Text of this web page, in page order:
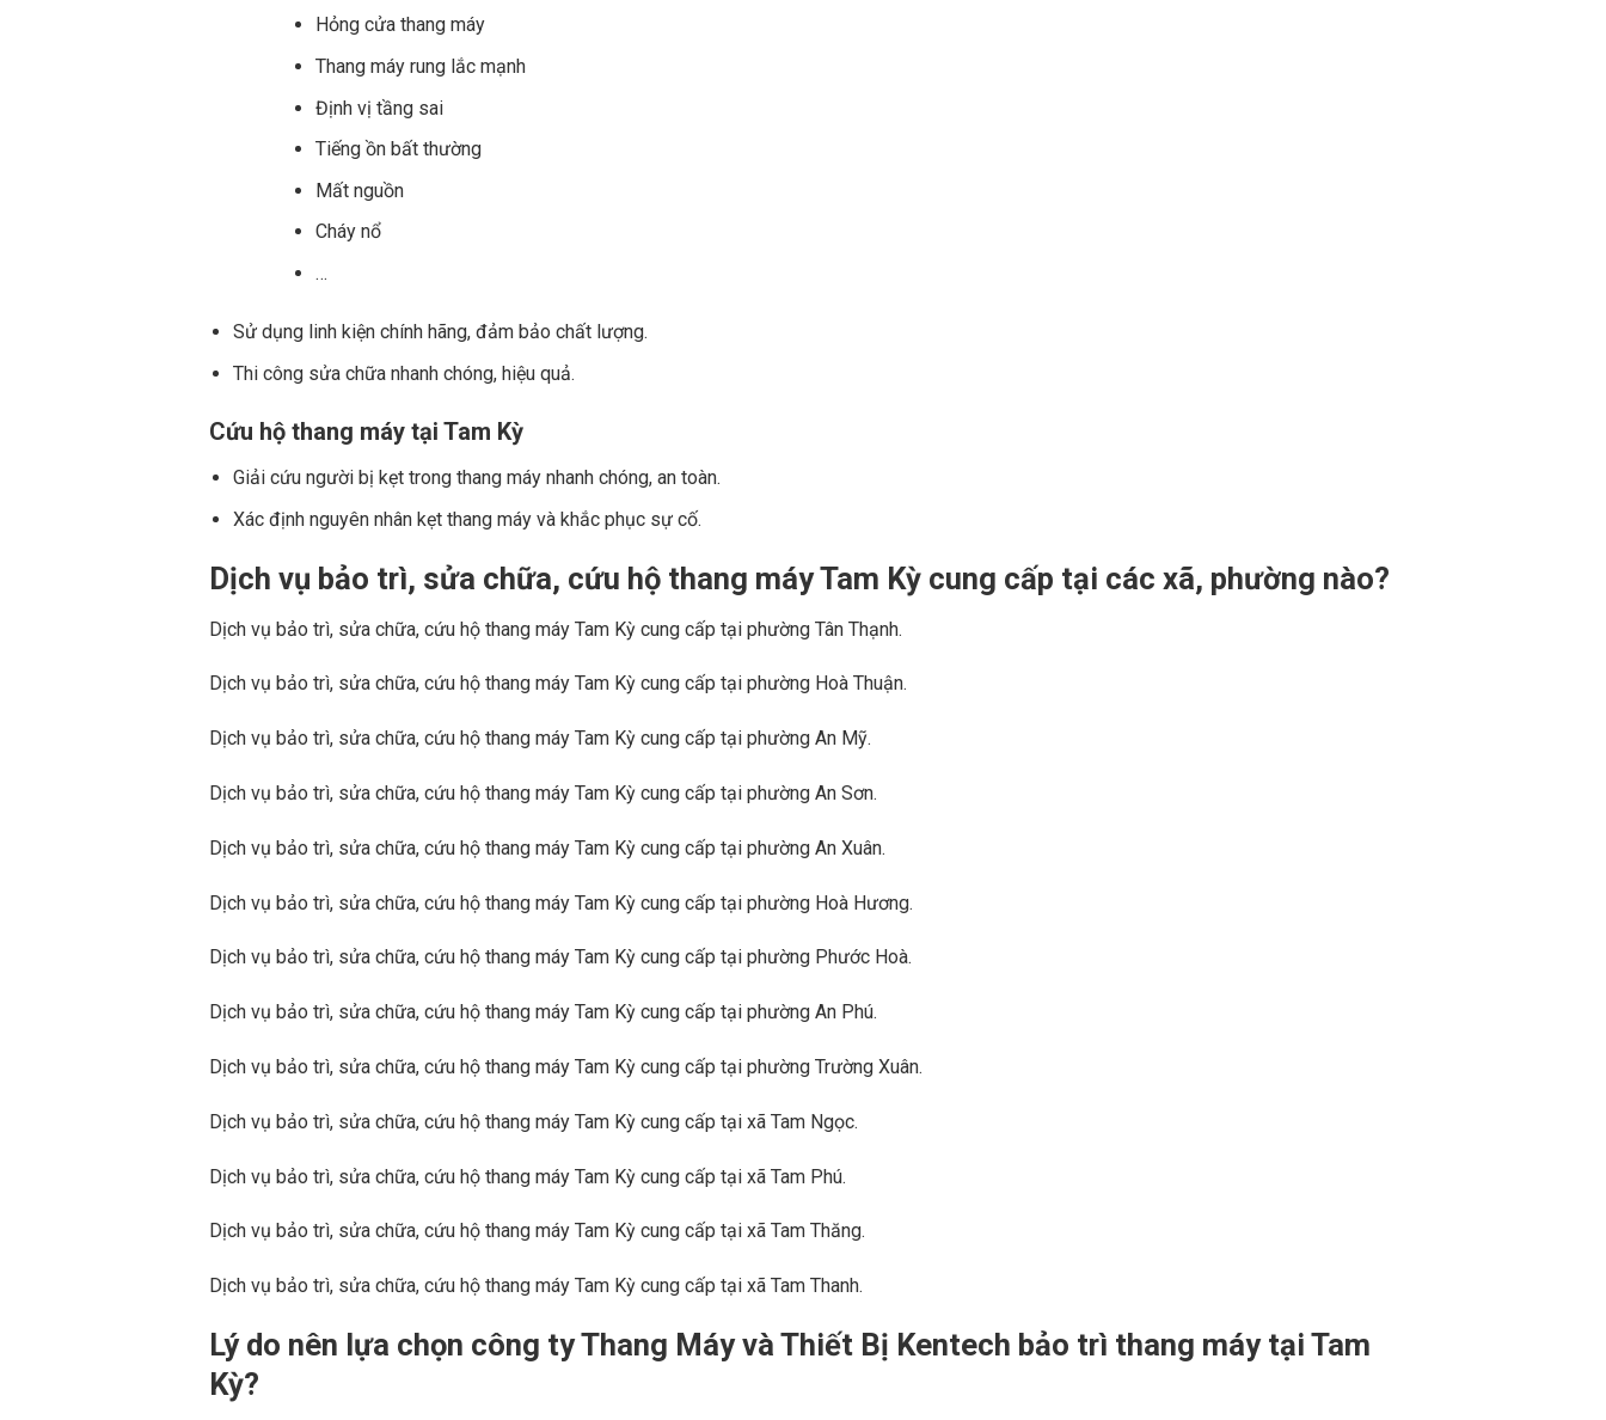
Hỏng cửa thang máy
Thang máy rung lắc mạnh
Định vị tầng sai
Tiếng ồn bất thường
Mất nguồn
Cháy nổ
…
Sử dụng linh kiện chính hãng, đảm bảo chất lượng.
Thi công sửa chữa nhanh chóng, hiệu quả.
Cứu hộ thang máy tại Tam Kỳ
Giải cứu người bị kẹt trong thang máy nhanh chóng, an toàn.
Xác định nguyên nhân kẹt thang máy và khắc phục sự cố.
Dịch vụ bảo trì, sửa chữa, cứu hộ thang máy Tam Kỳ cung cấp tại các xã, phường nào?
Dịch vụ bảo trì, sửa chữa, cứu hộ thang máy Tam Kỳ cung cấp tại phường Tân Thạnh.
Dịch vụ bảo trì, sửa chữa, cứu hộ thang máy Tam Kỳ cung cấp tại phường Hoà Thuận.
Dịch vụ bảo trì, sửa chữa, cứu hộ thang máy Tam Kỳ cung cấp tại phường An Mỹ.
Dịch vụ bảo trì, sửa chữa, cứu hộ thang máy Tam Kỳ cung cấp tại phường An Sơn.
Dịch vụ bảo trì, sửa chữa, cứu hộ thang máy Tam Kỳ cung cấp tại phường An Xuân.
Dịch vụ bảo trì, sửa chữa, cứu hộ thang máy Tam Kỳ cung cấp tại phường Hoà Hương.
Dịch vụ bảo trì, sửa chữa, cứu hộ thang máy Tam Kỳ cung cấp tại phường Phước Hoà.
Dịch vụ bảo trì, sửa chữa, cứu hộ thang máy Tam Kỳ cung cấp tại phường An Phú.
Dịch vụ bảo trì, sửa chữa, cứu hộ thang máy Tam Kỳ cung cấp tại phường Trường Xuân.
Dịch vụ bảo trì, sửa chữa, cứu hộ thang máy Tam Kỳ cung cấp tại xã Tam Ngọc.
Dịch vụ bảo trì, sửa chữa, cứu hộ thang máy Tam Kỳ cung cấp tại xã Tam Phú.
Dịch vụ bảo trì, sửa chữa, cứu hộ thang máy Tam Kỳ cung cấp tại xã Tam Thăng.
Dịch vụ bảo trì, sửa chữa, cứu hộ thang máy Tam Kỳ cung cấp tại xã Tam Thanh.
Lý do nên lựa chọn công ty Thang Máy và Thiết Bị Kentech bảo trì thang máy tại Tam
Kỳ?